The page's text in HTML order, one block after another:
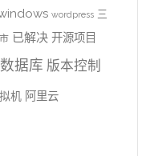
wordpress 三
已解决 开源项目
数据库 版本控制
机 阿里云